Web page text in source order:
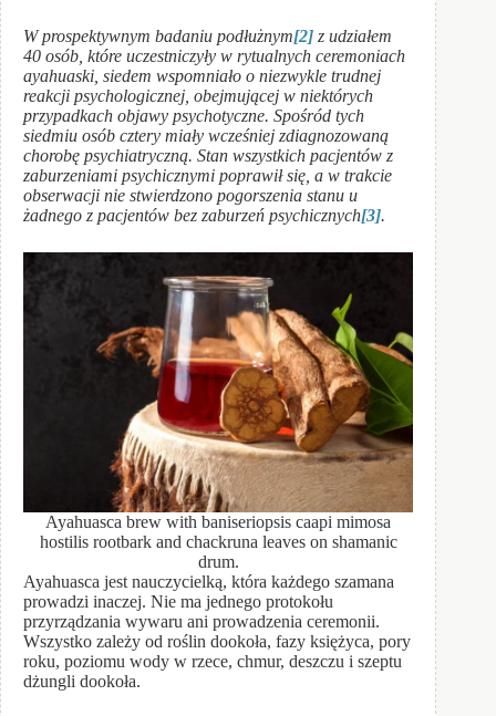
W prospektywnym badaniu podłużnym[2] z udziałem
40 osób, które uczestniczyły w rytualnych ceremoniach
ayahuaski, siedem wspomniało o niezwykle trudnej
reakcji psychologicznej, obejmującej w niektórych
przypadkach objawy psychotyczne. Spośród tych
siedmiu osób cztery miały wcześniej zdiagnozowaną
chorobę psychiatryczną. Stan wszystkich pacjentów z
zaburzeniami psychicznymi poprawił się, a w trakcie
obserwacji nie stwierdzono pogorszenia stanu u
żadnego z pacjentów bez zaburzeń psychicznych[3].
Ayahuasca brew with baniseriopsis caapi mimosa
hostilis rootbark and chackruna leaves on shamanic
drum.
Ayahuasca jest nauczycielką, która każdego szamana
prowadzi inaczej. Nie ma jednego protokołu
przyrządzania wywaru ani prowadzenia ceremonii.
Wszystko zależy od roślin dookoła, fazy księżyca, pory
roku, poziomu wody w rzece, chmur, deszczu i szeptu
dżungli dookoła.